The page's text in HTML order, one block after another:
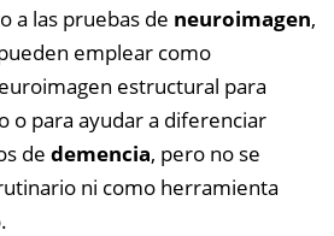
a las pruebas de neuroimagen,
pueden emplear como
estructural para
o para ayudar a diferenciar
de demencia, pero no se
ni como herramienta